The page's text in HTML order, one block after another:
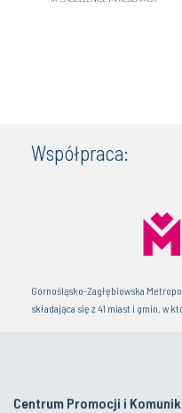
Współpraca:
Górnośląsko-Zagłębiowska
składająca się z 41 miast i gmin, w
Centrum Promocji i